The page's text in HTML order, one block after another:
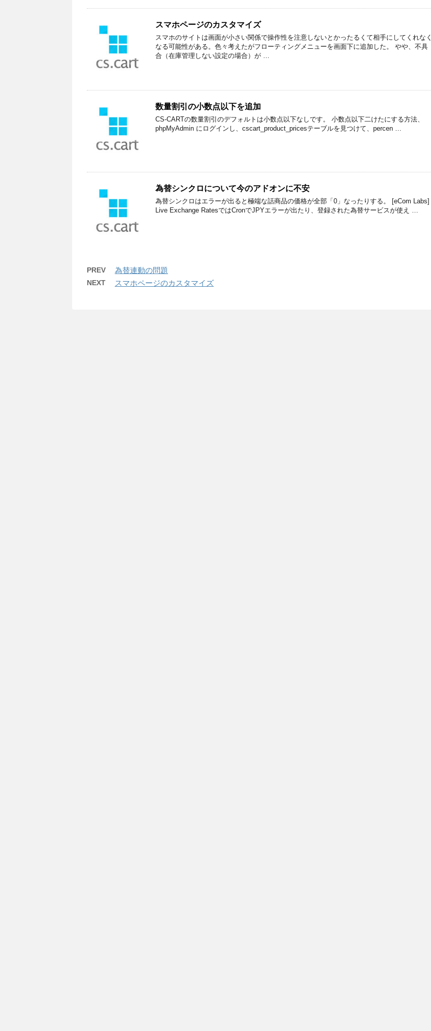
スマホページのカスタマイズ
スマホのサイトは画面が小さい関係で操作性を注意しないとかったるくて相手にしてくれなく
なる可能性がある。色々考えたがフローティングメニューを画面下に追加した。 やや、不具
合（在庫管理しない設定の場合）が …
数量割引の小数点以下を追加
CS-CARTの数量割引のデフォルトは小数点以下なしです。 小数点以下二けたにする方法、
phpMyAdmin にログインし、cscart_product_pricesテーブルを見つけて、percen …
為替シンクロについて今のアドオンに不安
為替シンクロはエラーが出ると極端な話商品の価格が全部「0」なったりする。 [eCom Labs]
Live Exchange RatesではCronでJPYエラーが出たり、登録された為替サービスが使え …
PREV 為替連動の問題
NEXT スマホページのカスタマイズ